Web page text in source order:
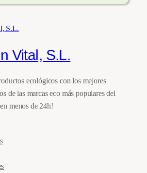
Vital, S.L.
ecológicos con los mejores
de las marcas eco más populares del
menos de 24h!